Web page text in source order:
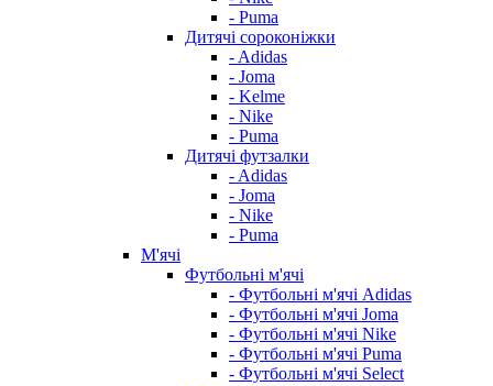
- Puma
Дитячі сороконіжки
- Adidas
- Joma
- Kelme
- Nike
- Puma
Дитячі футзалки
- Adidas
- Joma
- Nike
- Puma
М'ячі
Футбольні м'ячі
- Футбольні м'ячі Adidas
- Футбольні м'ячі Joma
- Футбольні м'ячі Nike
- Футбольні м'ячі Puma
- Футбольні м'ячі Select